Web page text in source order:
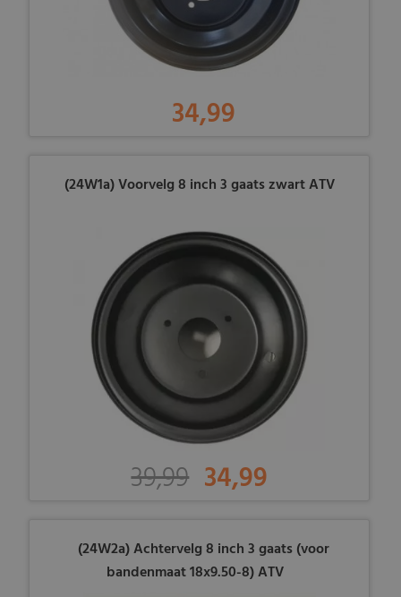
34,99
(24W1a) Voorvelg 8 inch 3 gaats zwart ATV
39,99 34,99
(24W2a) Achtervelg 8 inch 3 gaats (voor
bandenmaat 18x9.50-8) ATV